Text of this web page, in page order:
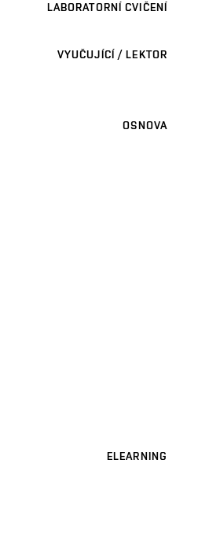
LABORATORNÍ CVIČENÍ
VYUČUJÍCÍ / LEKTOR
OSNOVA
ELEARNING